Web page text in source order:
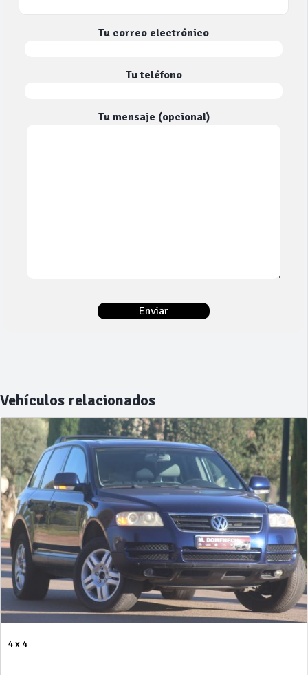
Tu correo electrónico
Tu teléfono
Tu mensaje (opcional)
Vehículos relacionados
4 x 4